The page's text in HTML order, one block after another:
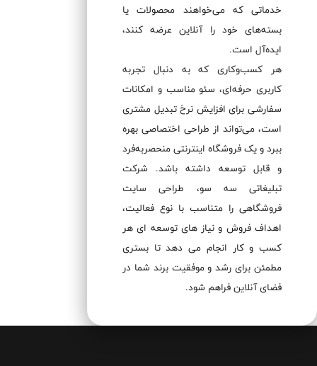
خدماتی که می‌خواهند محصولات یا
بسته‌های خود را آنلاین عرضه کنند،
ایده‌آل است.
هر کسب‌وکاری که به دنبال تجربه
کاربری حرفه‌ای، سئو مناسب و امکانات
سفارشی برای افزایش نرخ تبدیل مشتری
است، می‌تواند از طراحی اختصاصی بهره
ببرد و یک فروشگاه اینترنتی منحصر‌به‌فرد
و قابل توسعه داشته باشد. شرکت
تبلیغاتی سه سو، طراحی سایت
فروشگاهی را متناسب با نوع فعالیت،
اهداف فروش و نیاز های توسعه‌ ای هر
کسب‌ و کار انجام می‌ دهد تا بستری
مطمئن برای رشد و موفقیت برند شما در
فضای آنلاین فراهم شود.